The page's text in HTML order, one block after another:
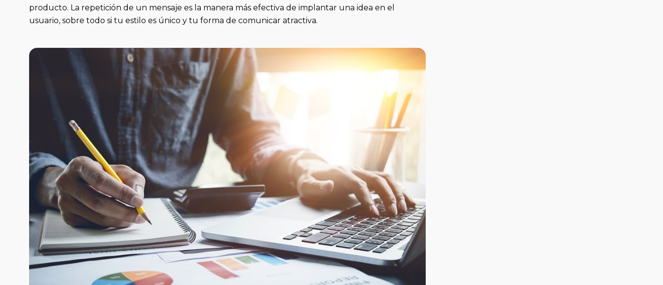
producto. La repetición de un mensaje es la manera más efectiva de implantar una idea en el
usuario, sobre todo si tu estilo es único y tu forma de comunicar atractiva.